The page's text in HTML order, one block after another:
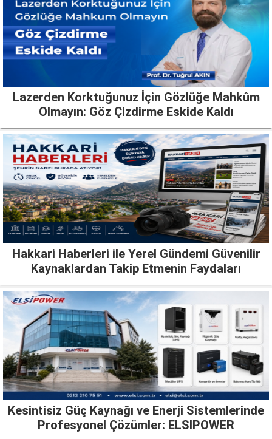
Lazerden Korktuğunuz İçin Gözlüğe Mahkûm
Olmayın: Göz Çizdirme Eskide Kaldı
Hakkari Haberleri ile Yerel Gündemi Güvenilir
Kaynaklardan Takip Etmenin Faydaları
Kesintisiz Güç Kaynağı ve Enerji Sistemlerinde
Profesyonel Çözümler: ELSIPOWER